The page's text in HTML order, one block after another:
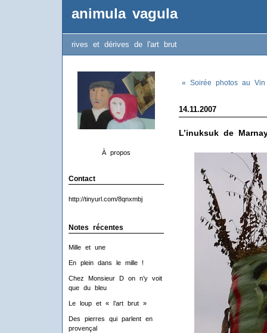
animula vagula
rives et dérives de l'art brut
À propos
Contact
http://tinyurl.com/8qnxmbj
Notes récentes
Mille et une
En plein dans le mille !
Chez Monsieur D on n’y voit
que du bleu
Le loup et « l’art brut »
Des pierres qui parlent en
provençal
« Soirée photos au
14.11.2007
L’inuksuk de